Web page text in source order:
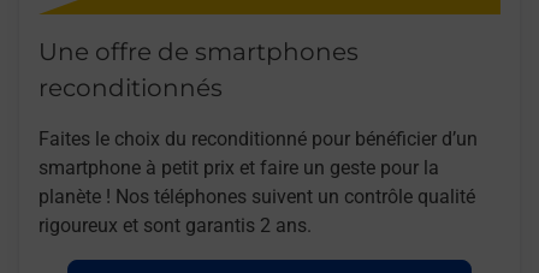
Une offre de smartphones
reconditionnés
Faites le choix du reconditionné pour bénéficier d’un
smartphone à petit prix et faire un geste pour la
planète ! Nos téléphones suivent un contrôle qualité
rigoureux et sont garantis 2 ans.